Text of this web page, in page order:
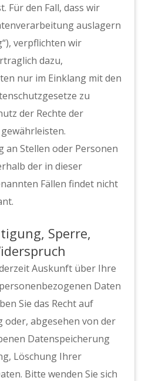
Für den Fall, dass wir
auslagern
verpflichten wir
dazu,
nur im Einklang mit den
zu
der Rechte der
an Stellen oder Personen
der in dieser
Fällen findet nicht
Sperre,
Auskunft über Ihre
Daten
Sie das Recht auf
abgesehen von der
Datenspeicherung
Löschung Ihrer
Bitte wenden Sie sich